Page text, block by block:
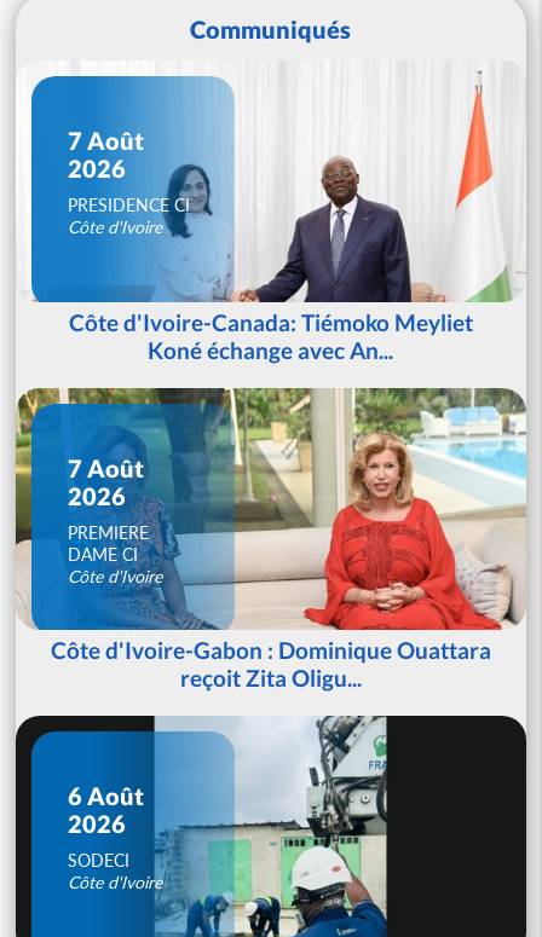
Communiqués
7 Août
2026
PRESIDENCE CI
Côte d'Ivoire
Côte d'Ivoire-Canada: Tiémoko Meyliet
Koné échange avec An...
7 Août
2026
PREMIERE
DAME CI
Côte d'Ivoire
Côte d'Ivoire-Gabon : Dominique Ouattara
reçoit Zita Oligu...
6 Août
2026
SODECI
Côte d'Ivoire